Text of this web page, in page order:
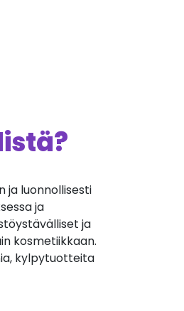
ja luonnollisesti
ja
ja
kosmetiikkaan.
kylpytuotteita